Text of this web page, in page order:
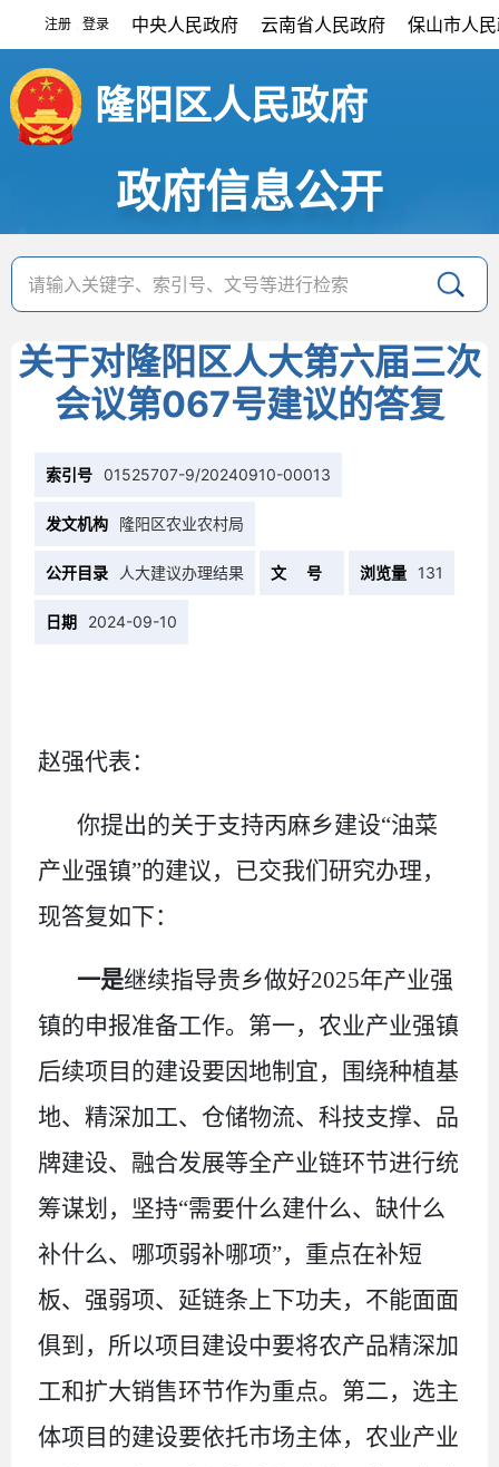
注册 登录 中央人民政府 云南省人民政府 保山市人
隆阳区人民政府
政府信息公开
关于对隆阳区人大第六届三次
会议第067号建议的答复
索引号 01525707-9/20240910-00013
发文机构 隆阳区农业农村局
公开目录 人大建议办理结果 文 号 浏览量 131
日期 2024-09-10
赵强代表：
你提出的关于支持丙麻乡建设“油菜
产业强镇”的建议，已交我们研究办理，
现答复如下：
一是继续指导贵乡做好2025年产业强
镇的申报准备工作。第一，农业产业强镇
后续项目的建设要因地制宜，围绕种植基
地、精深加工、仓储物流、科技支撑、品
牌建设、融合发展等全产业链环节进行统
筹谋划，坚持“需要什么建什么、缺什么
补什么、哪项弱补哪项”，重点在补短
板、强弱项、延链条上下功夫，不能面面
俱到，所以项目建设中要将农产品精深加
工和扩大销售环节作为重点。第二，选主
体项目的建设要依托市场主体，农业产业